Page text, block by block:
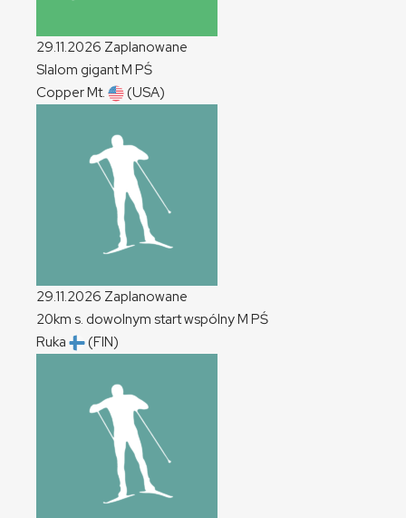
29.11.2026 Zaplanowane
Slalom gigantM PŚ
Copper Mt.
(USA)
29.11.2026 Zaplanowane
20km s. dowolnym start wspólnyM PŚ
Ruka
(FIN)